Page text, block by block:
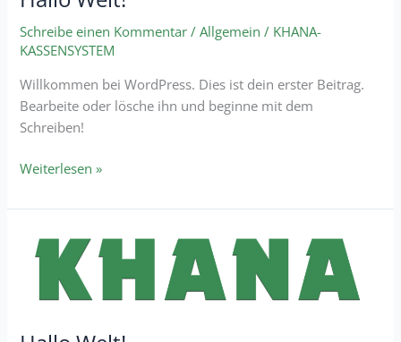
Schreibe einen Kommentar /Allgemein / KHANA-
KASSENSYSTEM
Willkommen bei WordPress. Dies ist dein erster Beitrag.
Bearbeite oder lösche ihn und beginne mit dem
Schreiben!
Weiterlesen »
Hallo
Welt!